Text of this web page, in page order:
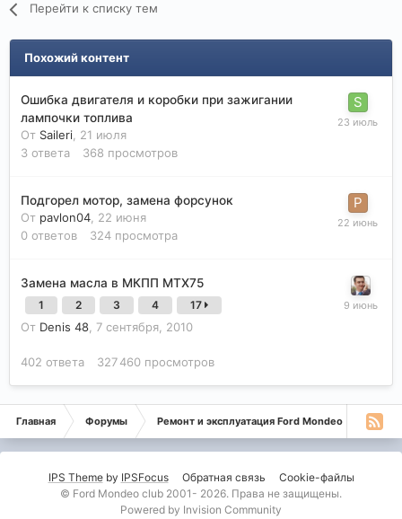
Перейти к списку тем
Похожий контент
Ошибка двигателя и коробки при зажигании
лампочки топлива
От Saileri, 21 июля
3 ответа 368 просмотров
Подгорел мотор, замена форсунок
От pavlon04, 22 июня
0 ответов 324 просмотра
Замена масла в МКПП МТХ75
1 2 3 4 17
От Denis 48, 7 сентября, 2010
402 ответа 327 460 просмотров
Главная Форумы Ремонт и эксплуатация Ford Mondeo
IPS Themeby IPSFocus Обратная связь
Cookie-файлы
© Ford Mondeo club 2001- 2026. Права не защищены.
Powered by Invision Community